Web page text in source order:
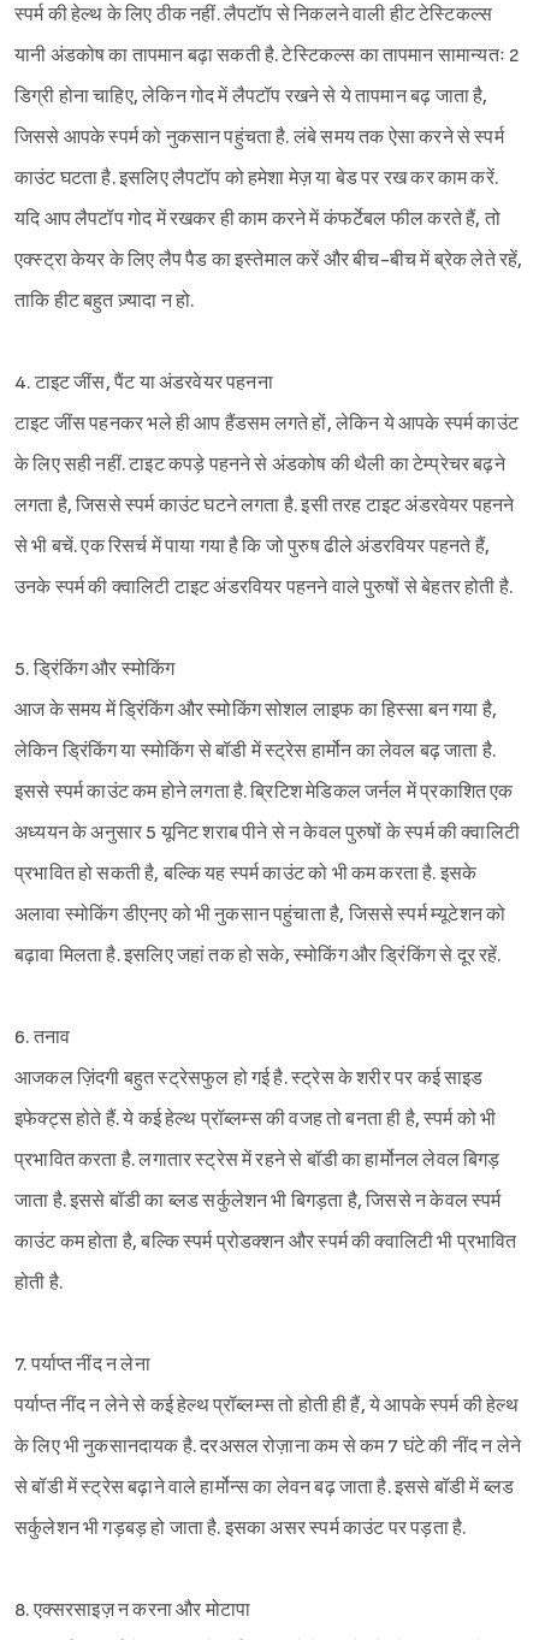
स्पर्म की हेल्थ के लिए ठीक नहीं. लैपटॉप से निकलने वाली हीट टेस्टिकल्स
यानी अंडकोष का तापमान बढ़ा सकती है. टेस्टिकल्स का तापमान सामान्यतः 2
डिग्री होना चाहिए, लेकिन गोद में लैपटॉप रखने से ये तापमान बढ़ जाता है,
जिससे आपके स्पर्म को नुकसान पहुंचता है. लंबे समय तक ऐसा करने से स्पर्म
काउंट घटता है. इसलिए लैपटॉप को हमेशा मेज़ या बेड पर रख कर काम करें.
यदि आप लैपटॉप गोद में रखकर ही काम करने में कंफर्टेबल फील करते हैं, तो
एक्स्ट्रा केयर के लिए लैप पैड का इस्तेमाल करें और बीच-बीच में ब्रेक लेते रहें,
ताकि हीट बहुत ज़्यादा न हो.
4. टाइट जींस, पैंट या अंडरवेयर पहनना
टाइट जींस पहनकर भले ही आप हैंडसम लगते हों, लेकिन ये आपके स्पर्म काउंट
के लिए सही नहीं. टाइट कपड़े पहनने से अंडकोष की थैली का टेम्प्रेचर बढ़ने
लगता है, जिससे स्पर्म काउंट घटने लगता है. इसी तरह टाइट अंडरवेयर पहनने
से भी बचें. एक रिसर्च में पाया गया है कि जो पुरुष ढीले अंडरवियर पहनते हैं,
उनके स्पर्म की क्वालिटी टाइट अंडरवियर पहनने वाले पुरुषों से बेहतर होती है.
5. ड्रिंकिंग और स्मोकिंग
आज के समय में ड्रिंकिंग और स्मोकिंग सोशल लाइफ का हिस्सा बन गया है,
लेकिन ड्रिंकिंग या स्मोकिंग से बॉडी में स्ट्रेस हार्मोन का लेवल बढ़ जाता है.
इससे स्पर्म काउंट कम होने लगता है. ब्रिटिश मेडिकल जर्नल में प्रकाशित एक
अध्ययन के अनुसार 5 यूनिट शराब पीने से न केवल पुरुषों के स्पर्म की क्वालिटी
प्रभावित हो सकती है, बल्कि यह स्पर्म काउंट को भी कम करता है. इसके
अलावा स्मोकिंग डीएनए को भी नुकसान पहुंचाता है, जिससे स्पर्म म्यूटेशन को
बढ़ावा मिलता है. इसलिए जहां तक हो सके, स्मोकिंग और ड्रिंकिंग से दूर रहें.
6. तनाव
आजकल ज़िंदगी बहुत स्ट्रेसफुल हो गई है. स्ट्रेस के शरीर पर कई साइड
इफेक्ट्स होते हैं. ये कई हेल्थ प्रॉब्लम्स की वजह तो बनता ही है, स्पर्म को भी
प्रभावित करता है. लगातार स्ट्रेस में रहने से बॉडी का हार्मोनल लेवल बिगड़
जाता है. इससे बॉडी का ब्लड सर्कुलेशन भी बिगड़ता है, जिससे न केवल स्पर्म
काउंट कम होता है, बल्कि स्पर्म प्रोडक्शन और स्पर्म की क्वालिटी भी प्रभावित
होती है.
7. पर्याप्त नींद न लेना
पर्याप्त नींद न लेने से कई हेल्थ प्रॉब्लम्स तो होती ही हैं, ये आपके स्पर्म की हेल्थ
के लिए भी नुकसानदायक है. दरअसल रोज़ाना कम से कम 7 घंटे की नींद न लेने
से बॉडी में स्ट्रेस बढ़ाने वाले हार्मोन्स का लेवन बढ़ जाता है. इससे बॉडी में ब्लड
सर्कुलेशन भी गड़बड़ हो जाता है. इसका असर स्पर्म काउंट पर पड़ता है.
8. एक्सरसाइज़ न करना और मोटापा